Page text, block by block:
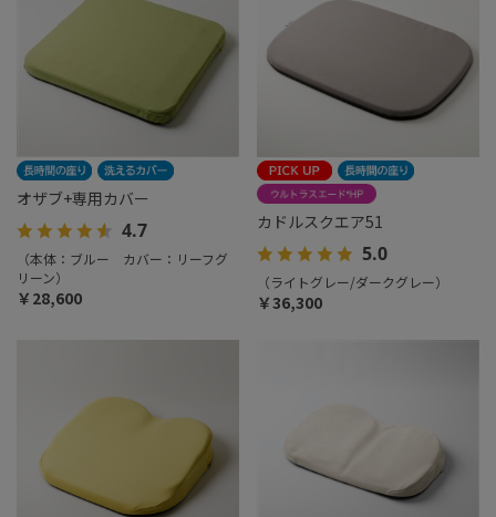
オザブ+専用カバー
4.7
（本体：ブルー カバー：リーフグ
リーン）
￥28,600
カドルスクエア51
5.0
（ライトグレー/ダークグレー）
￥36,300